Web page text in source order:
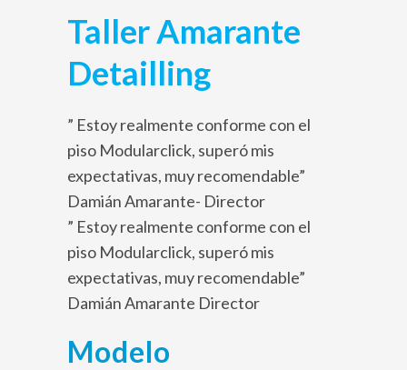
Taller Amarante
Detailling
” Estoy realmente conforme con el
piso Modularclick, superó mis
expectativas, muy recomendable”
Damián Amarante- Director
” Estoy realmente conforme con el
piso Modularclick, superó mis
expectativas, muy recomendable”
Damián Amarante Director
Modelo